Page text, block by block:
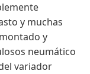
y muchas
y
neumático
variador